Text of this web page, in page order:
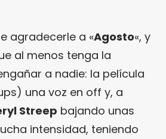
agradecerle a «Agosto«, y
al menos tenga la
a nadie: la película
una voz en off y, a
Streep bajando unas
intensidad, teniendo